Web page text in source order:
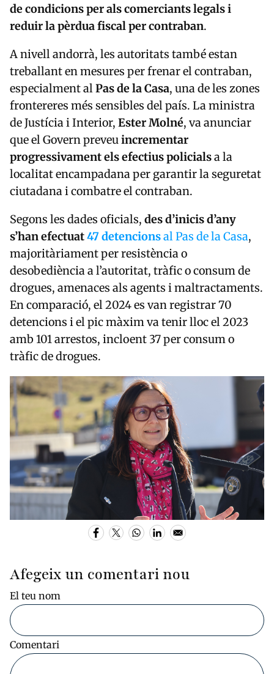
de condicions per als comerciants legals i
reduir la pèrdua fiscal per contraban.
A nivell andorrà, les autoritats també estan
treballant en mesures per frenar el contraban,
especialment alPas de la Casa, una de les zones
frontereres més sensibles del país. La ministra
de Justícia i Interior, Ester Molné, va anunciar
que el Govern preveuincrementar
progressivament els efectius policialsa la
localitat encampadana per garantir la seguretat
ciutadana i combatre el contraban.
Segons les dades oficials, des d’inicis d’any
s’han efectuat47 detencionsal Pas de la Casa,
majoritàriament per resistència o
desobediència a l’autoritat, tràfic o consum de
drogues, amenaces als agents i maltractaments.
En comparació, el 2024 es van registrar 70
detencions i el pic màxim va tenir lloc el 2023
amb 101 arrestos, incloent 37 per consum o
tràfic de drogues.
Afegeix un comentari nou
El teu nom
Comentari